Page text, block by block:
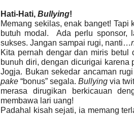
Hati-Hati, Bullying!
Memang sekilas, enak banget!
butuh modal.
Ada perlu sponsor,
sukses. Jangan sampai rugi, nanti…
Kita pernah dengar dan miris betul
bunuh diri, dengan dicurigai karena
Jogja. Bukan sekedar ancaman
pake “bonus” segala. Bullying via
merasa dirugikan berkicauan
membawa lari uang!
Padahal kisah sejati, ia memang